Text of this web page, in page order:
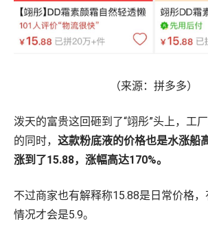
（来源：拼多多）
泼天的富贵这回砸到了“翊彤”头上，工
的同时， 这款粉底液的价格也是水涨船
涨到了15.88，涨幅高达170%。
不过商家也有解释称15.88是日常价格
情况才会是5.9。